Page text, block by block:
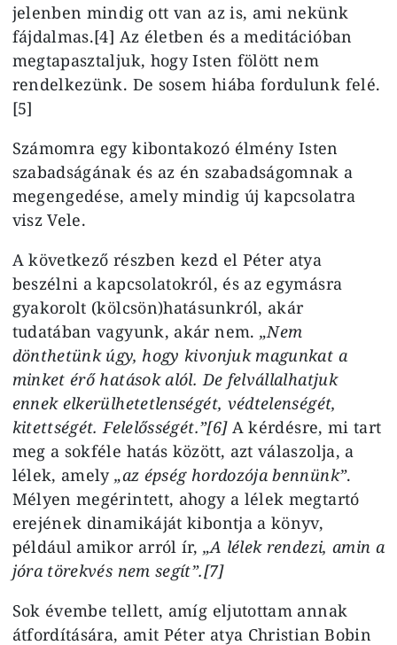
jelenben mindig ott van az is, ami nekünk
fájdalmas.[4] Az életben és a meditációban
megtapasztaljuk, hogy Isten fölött nem
rendelkezünk. De sosem hiába fordulunk felé.
[5]
Számomra egy kibontakozó élmény Isten
szabadságának és az én szabadságomnak a
megengedése, amely mindig új kapcsolatra
visz Vele.
A következő részben kezd el Péter atya
beszélni a kapcsolatokról, és az egymásra
gyakorolt (kölcsön)hatásunkról, akár
tudatában vagyunk, akár nem. „Nem
dönthetünk úgy, hogy kivonjuk magunkat a
minket érő hatások alól. De felvállalhatjuk
ennek elkerülhetetlenségét, védtelenségét,
kitettségét. Felelősségét.”[6]A kérdésre, mi tart
meg a sokféle hatás között, azt válaszolja, a
lélek, amely„az épség hordozója bennünk”.
Mélyen megérintett, ahogy a lélek megtartó
erejének dinamikáját kibontja a könyv,
például amikor arról ír, „A lélek rendezi, amin a
jóra törekvés nem segít”.[7]
Sok évembe tellett, amíg eljutottam annak
átfordítására, amit Péter atya Christian Bobin